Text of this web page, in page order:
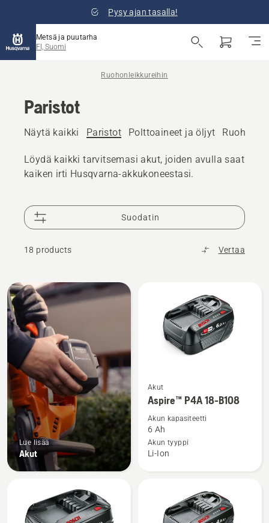
Pysy ajan tasalla!
Metsä ja puutarha
FI, Suomi
Ruohonleikkureihin
Paristot
Näytä kaikki Paristot Polttoaineet ja öljyt
Löydä kaikki tarvitsemasi akut, joiden avulla saat
kaiken irti Husqvarna-akkukoneestasi.
Suodatin
18 products Vertaa
Kaikki
tuotteet
Lue lisää
Akut
Katso
lisätietoja
Aspire™
P4A
18-
Akut
Aspire™ P4A 18-B108
Akun kapasiteetti
6 Ah
Akun tyyppi
Li-Ion